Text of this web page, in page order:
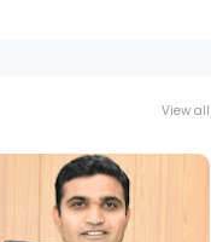
View all